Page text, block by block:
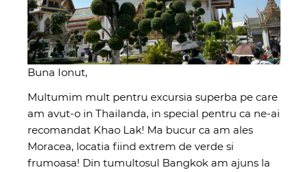
Buna Ionut,
Multumim mult pentru excursia superba pe care
am avut-o in Thailanda, in special pentru ca ne-ai
recomandat Khao Lak! Ma bucur ca am ales
Moracea, locatia fiind extrem de verde si
frumoasa! Din tumultosul Bangkok am ajuns la